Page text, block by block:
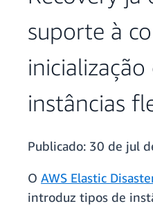
suporte à
instâncias
Publicado: 30 de jul
O AWS Elastic
introduz tipos de